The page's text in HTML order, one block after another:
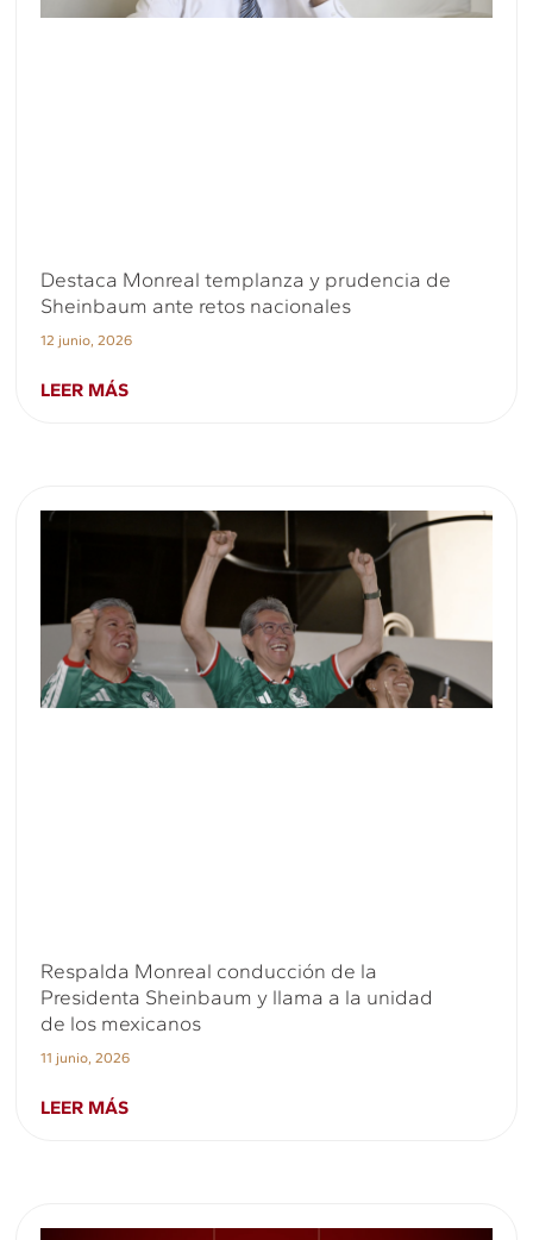
Destaca Monreal templanza y prudencia de
Sheinbaum ante retos nacionales
12 junio, 2026
LEER MÁS
Respalda Monreal conducción de la
Presidenta Sheinbaum y llama a la unidad
de los mexicanos
11 junio, 2026
LEER MÁS